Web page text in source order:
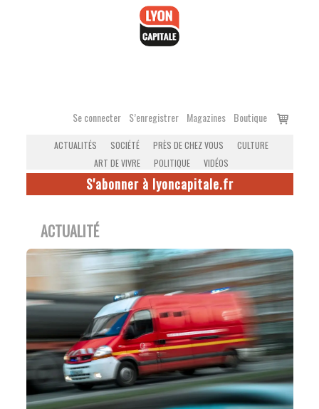
Se connecter S’enregistrer Magazines Boutique
Voir
ACTUALITÉS SOCIÉTÉ PRÈS DE CHEZ VOUS
CULTURE
ART DE VIVRE
POLITIQUE VIDÉOS
S'abonner à lyoncapitale.fr
ACTUALITÉ